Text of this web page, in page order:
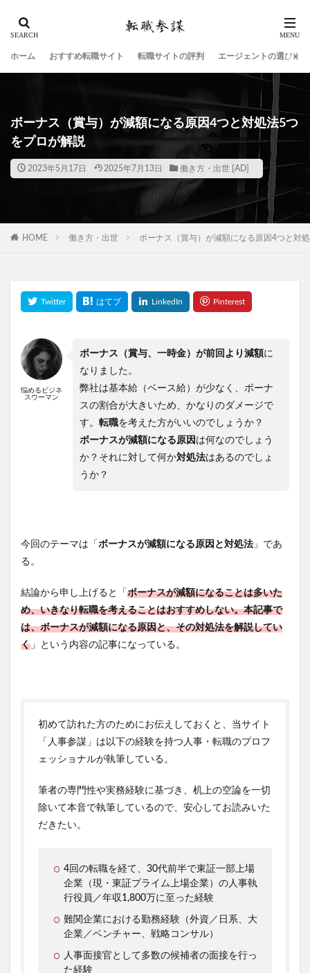
ホーム おすすめ転職サイト 転職サイトの評判 エージェントの選び方
ボーナス（賞与）が減額になる原因4つと対処法5つ
をプロが解説
2023年5月17日 2025年7月13日 働き方・出世
HOME 働き方・出世 ボーナス（賞与）が減額になる原因4つと対
悩めるビジネ
スウーマン
ボーナス（賞与、一時金）が前回より減額に
なりました。
弊社は基本給（ベース給）が少なく、ボーナ
スの割合が大きいため、かなりのダメージで
す。 転職を考えた方がいいのでしょうか？
ボーナスが減額になる原因 は何なのでしょう
か？それに対して何か対処法はあるのでしょ
うか？
今回のテーマは「 ボーナスが減額になる原因と対処法 」であ
る。
結論から申し上げると「 ボーナスが減額になることは多いた
め、いきなり転職を考えることはおすすめしない。本記事で
は、ボーナスが減額になる原因と、その対処法を解説してい
く 」という内容の記事になっている。
初めて訪れた方のためにお伝えしておくと、当サイト
「人事参謀」は以下の経験を持つ人事・転職のプロフ
ェッショナルが執筆している。
筆者の専門性や実務経験に基づき、机上の空論を一切
除いて本音で執筆しているので、安心してお読みいた
だきたい。
4回の転職を経て、30代前半で東証一部上場
企業（現・東証プライム上場企業）の人事執
行役員／年収1,800万に至った経験
難関企業における勤務経験（外資／日系、大
企業／ベンチャー、戦略コンサル）
人事面接官として多数の候補者の面接を行っ
た経験